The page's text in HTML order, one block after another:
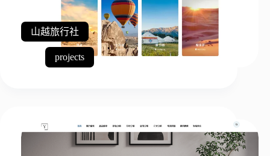
山越旅行社
projects